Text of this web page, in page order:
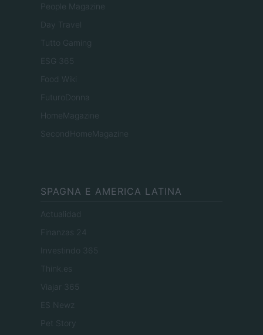
People Magazine
Day Travel
Tutto Gaming
ESG 365
Food Wiki
FuturoDonna
HomeMagazine
SecondHomeMagazine
SPAGNA E AMERICA LATINA
Actualidad
Finanzas 24
Investindo 365
Think.es
Viajar 365
ES Newz
Pet Story